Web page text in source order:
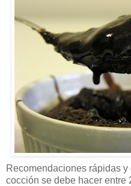
Recomendaciones rápidas
cocción se debe hacer entre